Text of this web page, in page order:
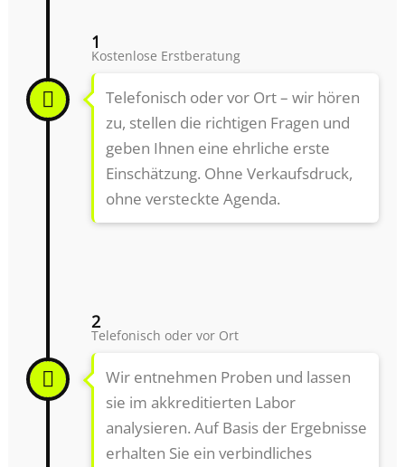
1
Kostenlose Erstberatung
Telefonisch oder vor Ort – wir hören
zu, stellen die richtigen Fragen und
geben Ihnen eine ehrliche erste
Einschätzung. Ohne Verkaufsdruck,
ohne versteckte Agenda.
2
Telefonisch oder vor Ort
Wir entnehmen Proben und lassen
sie im akkreditierten Labor
analysieren. Auf Basis der Ergebnisse
erhalten Sie ein verbindliches